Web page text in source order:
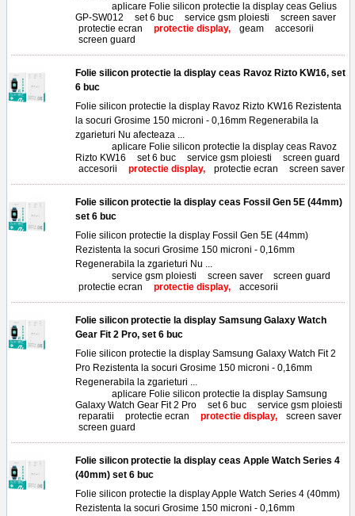
aplicare Folie silicon protectie la display ceas Gelius
GP-SW012
set 6 buc service gsm ploiesti screen saver,
protectie ecran
protectie display, geam accesorii
screen guard
Folie silicon protectie la display ceas Ravoz Rizto KW16, set
6 buc
Folie silicon protectie la display Ravoz Rizto KW16 Rezistenta
la socuri Grosime 150 microni - 0,16mm Regenerabila la
zgarieturi Nu afecteaza ...
aplicare Folie silicon protectie la display ceas Ravoz
Rizto KW16
set 6 buc service gsm ploiesti screen guard
accesorii
protectie display, protectie ecran screen saver
Folie silicon protectie la display ceas Fossil Gen 5E (44mm)
set 6 buc
Folie silicon protectie la display Fossil Gen 5E (44mm)
Rezistenta la socuri Grosime 150 microni - 0,16mm
Regenerabila la zgarieturi Nu ...
service gsm ploiesti screen saver, screen guard
protectie ecran
protectie display, accesorii
Folie silicon protectie la display Samsung Galaxy Watch
Gear Fit 2 Pro, set 6 buc
Folie silicon protectie la display Samsung Galaxy Watch Fit 2
Pro Rezistenta la socuri Grosime 150 microni - 0,16mm
Regenerabila la zgarieturi ...
aplicare Folie silicon protectie la display Samsung
Galaxy Watch Gear Fit 2 Pro
set 6 buc service gsm ploiesti
reparatii
protectie ecran protectie display, screen saver,
screen guard
Folie silicon protectie la display ceas Apple Watch Series 4
(40mm) set 6 buc
Folie silicon protectie la display Apple Watch Series 4 (40mm)
Rezistenta la socuri Grosime 150 microni - 0,16mm